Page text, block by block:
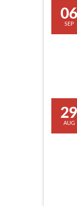
06
SEP
29
AUG